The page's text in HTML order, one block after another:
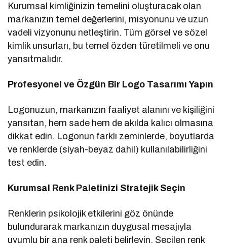
Kurumsal kimliğinizin temelini oluşturacak olan
markanızın temel değerlerini, misyonunu ve uzun
vadeli vizyonunu netleştirin. Tüm görsel ve sözel
kimlik unsurları, bu temel özden türetilmeli ve onu
yansıtmalıdır.
Profesyonel ve Özgün Bir Logo Tasarımı Yapın
Logonuzun, markanızın faaliyet alanını ve kişiliğini
yansıtan, hem sade hem de akılda kalıcı olmasına
dikkat edin. Logonun farklı zeminlerde, boyutlarda
ve renklerde (siyah-beyaz dahil) kullanılabilirliğini
test edin.
Kurumsal Renk Paletinizi Stratejik Seçin
Renklerin psikolojik etkilerini göz önünde
bulundurarak markanızın duygusal mesajıyla
uyumlu bir ana renk paleti belirleyin. Seçilen renk